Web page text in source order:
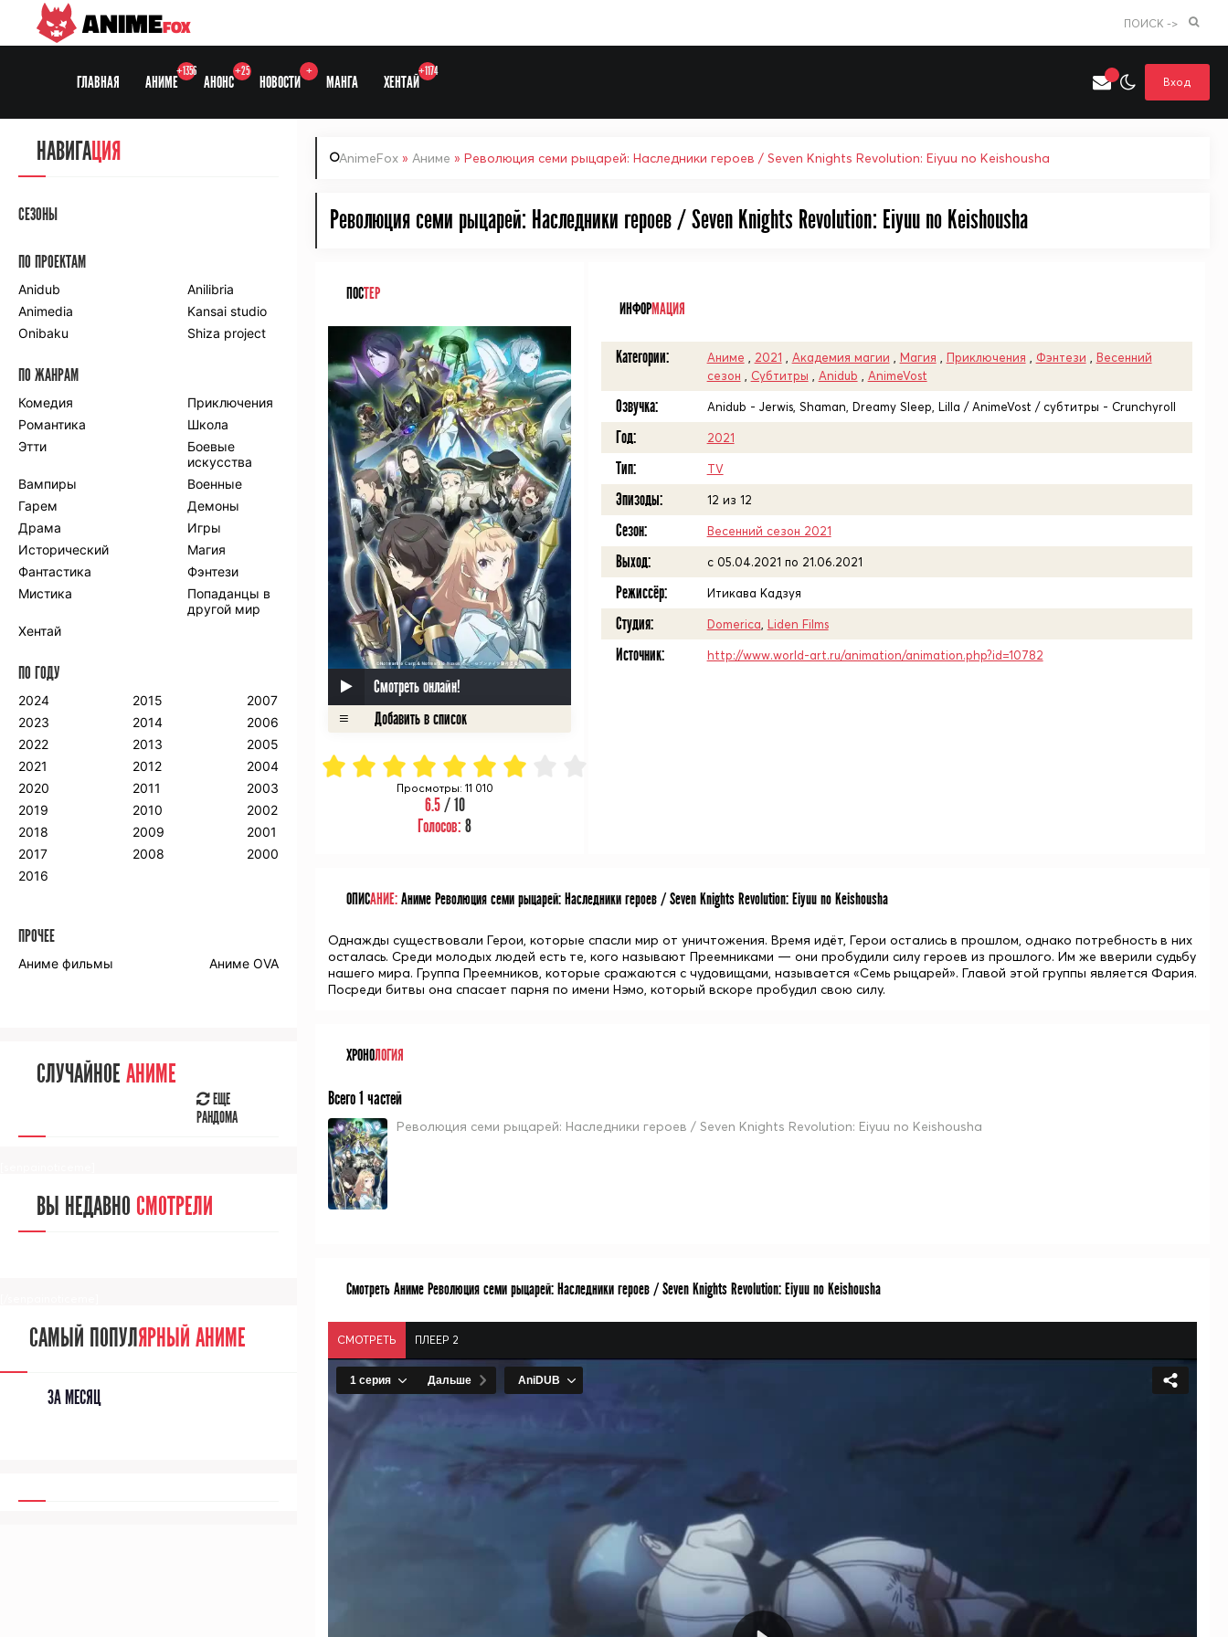
Выберите одну категорию для поиска Аниме Хентай
ANIMEFOX ПОИСК ->
ГЛАВНАЯ АНИМЕ
+1356
АНОНС
+25
НОВОСТИ
+
МАНГА ХЕНТАЙ
+1174
Вход
AnimeFox » Аниме » Революция семи рыцарей: Наследники героев / Seven Knights Revolution: Eiyuu no Keishousha
Революция семи рыцарей: Наследники героев / Seven Knights Revolution: Eiyuu no Keishousha
ПОСТЕР
Смотреть онлайн!
Просмотры: 11 010
6.5/ 10
Голосов:8
ИНФОРМАЦИЯ
Категории: Аниме 2021 Академия магии Магия Приключения Фэнтези
Весенний
сезон
Субтитры Anidub AnimeVost
Озвучка: Anidub - Jerwis, Shaman, Dreamy Sleep, Lilla / AnimeVost / субтитры - Crunchyroll
Год: 2021
Тип: TV
Эпизоды: 12 из 12
Сезон: Весенний сезон 2021
Выход: c 05.04.2021 по 21.06.2021
Режиссёр: Итикава Кадзуя
Студия: Domerica Liden Films
Источник: http://www.world-art.ru/animation/animation.php?id=10782
ОПИСАНИЕ:Аниме Революция семи рыцарей: Наследники героев / Seven Knights Revolution: Eiyuu no Keishousha
Однажды существовали Герои, которые спасли мир от уничтожения. Время идёт, Герои остались в прошлом, однако потребность в них
осталась. Среди молодых людей есть те, кого называют Преемниками — они пробудили силу героев из прошлого. Им же вверили судьбу
нашего мира. Группа Преемников, которые сражаются с чудовищами, называется «Семь рыцарей». Главой этой группы является Фария.
Посреди битвы она спасает парня по имени Нэмо, который вскоре пробудил свою силу.
ХРОНОЛОГИЯ
Всего 1 частей
Революция семи рыцарей: Наследники героев / Seven Knights Revolution: Eiyuu no Keishousha
Смотреть Аниме Революция семи рыцарей: Наследники героев / Seven Knights Revolution: Eiyuu no Keishousha
СМОТРЕТЬ ПЛЕЕР 2
НАВИГАЦИЯ
СЕЗОНЫ
ПО ПРОЕКТАМ
Anidub
Anilibria
Animedia
Kansai studio
Onibaku
Shiza project
ПО ЖАНРАМ
Комедия
Приключения
Романтика
Школа
Этти
Боевые
искусства
Вампиры
Военные
Гарем
Демоны
Драма
Игры
Исторический
Магия
Фантастика
Фэнтези
Мистика
Попаданцы в
другой мир
Хентай
ПО ГОДУ
2024
2023
2022
2021
2020
2019
2018
2017
2016
2015
2014
2013
2012
2011
2010
2009
2008
2007
2006
2005
2004
2003
2002
2001
2000
ПРОЧЕЕ
Аниме фильмы Аниме OVA
СЛУЧАЙНОЕ АНИМЕ
ЕЩЕ
РАНДОМА
ВЫ НЕДАВНО СМОТРЕЛИ
САМЫЙ ПОПУЛЯРНЫЙ АНИМЕ
ЗА МЕСЯЦ